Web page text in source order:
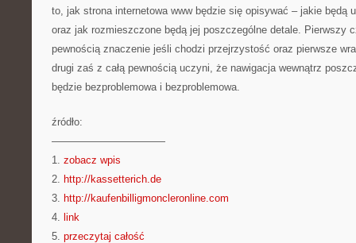
to, jak strona internetowa www będzie się opisywać – jakie będą
oraz jak rozmieszczone będą jej poszczególne detale. Pierwszy
pewnością znaczenie jeśli chodzi przejrzystość oraz pierwsze
drugi zaś z całą pewnością uczyni, że nawigacja wewnątrz
będzie bezproblemowa i bezproblemowa.
źródło:
———————————
1. zobacz wpis
2. http://kassetterich.de
3. http://kaufenbilligmoncleronline.com
4. link
5. przeczytaj całość